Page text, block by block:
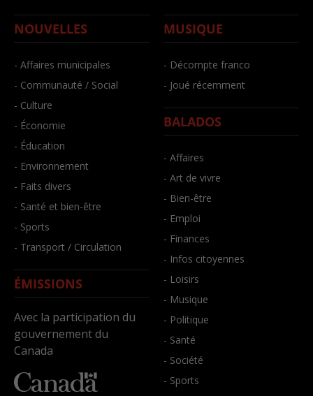
NOUVELLES
- Affaires municipales
- Communauté / Social
- Culture
- Économie
- Éducation
- Environnement
- Faits divers
- Santé et bien-être
- Sports
- Transport / Circulation
ÉMISSIONS
Avec la participation du
gouvernement du
Canada
MUSIQUE
- Décompte franco
- Joué récemment
BALADOS
- Affaires
- Art de vivre
- Bien-être
- Emploi
- Finances
- Infos citoyennes
- Loisirs
- Musique
- Politique
- Santé
- Société
- Sports